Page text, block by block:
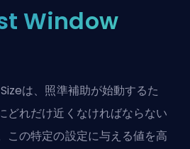
Window
は、照準補助が始動するた
どれだけ近くなければならない
この特定の設定に与える値を高